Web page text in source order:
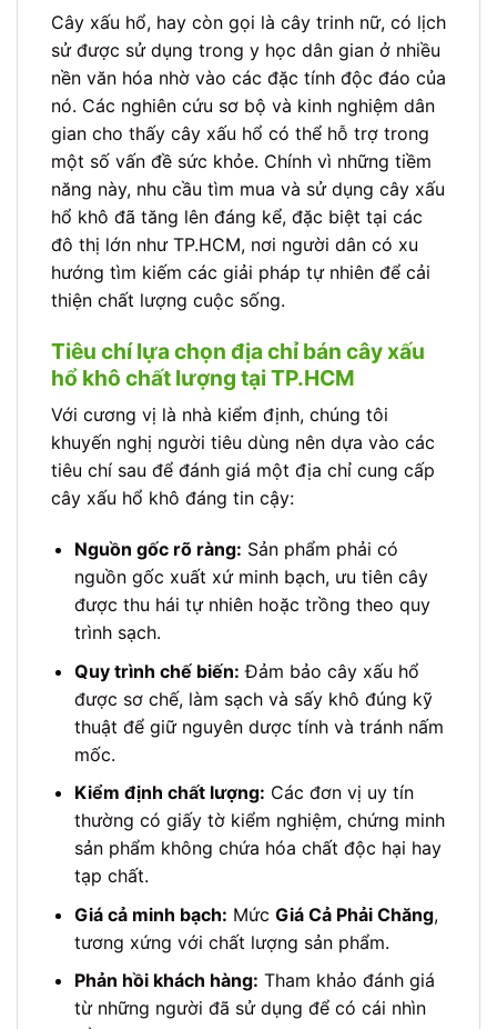
Cây xấu hổ, hay còn gọi là cây trinh nữ, có lịch
sử được sử dụng trong y học dân gian ở nhiều
nền văn hóa nhờ vào các đặc tính độc đáo của
nó. Các nghiên cứu sơ bộ và kinh nghiệm dân
gian cho thấy cây xấu hổ có thể hỗ trợ trong
một số vấn đề sức khỏe. Chính vì những tiềm
năng này, nhu cầu tìm mua và sử dụng cây xấu
hổ khô đã tăng lên đáng kể, đặc biệt tại các
đô thị lớn như TP.HCM, nơi người dân có xu
hướng tìm kiếm các giải pháp tự nhiên để cải
thiện chất lượng cuộc sống.
Tiêu chí lựa chọn địa chỉ bán cây xấu
hổ khô chất lượng tại TP.HCM
Với cương vị là nhà kiểm định, chúng tôi
khuyến nghị người tiêu dùng nên dựa vào các
tiêu chí sau để đánh giá một địa chỉ cung cấp
cây xấu hổ khô đáng tin cậy:
Nguồn gốc rõ ràng: Sản phẩm phải có
nguồn gốc xuất xứ minh bạch, ưu tiên cây
được thu hái tự nhiên hoặc trồng theo quy
trình sạch.
Quy trình chế biến: Đảm bảo cây xấu hổ
được sơ chế, làm sạch và sấy khô đúng kỹ
thuật để giữ nguyên dược tính và tránh nấm
mốc.
Kiểm định chất lượng: Các đơn vị uy tín
thường có giấy tờ kiểm nghiệm, chứng minh
sản phẩm không chứa hóa chất độc hại hay
tạp chất.
Giá cả minh bạch: Mức Giá Cả Phải Chăng,
tương xứng với chất lượng sản phẩm.
Phản hồi khách hàng: Tham khảo đánh giá
từ những người đã sử dụng để có cái nhìn